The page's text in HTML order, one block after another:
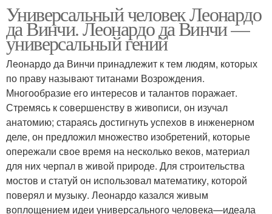
Универсальный человек Леонардо
да Винчи. Леонардо да Винчи —
универсальный гений
Леонардо да Винчи принадлежит к тем людям, которых
по праву называют титанами Возрождения.
Многообразие его интересов и талантов поражает.
Стремясь к совершенству в живописи, он изучал
анатомию; стараясь достигнуть успехов в инженерном
деле, он предложил множество изобретений, которые
опережали свое время на несколько веков, материал
для них черпал в живой природе. Для строительства
мостов и статуй он использовал математику, которой
поверял и музыку. Леонардо казался живым
воплощением идеи универсального человека—идеала